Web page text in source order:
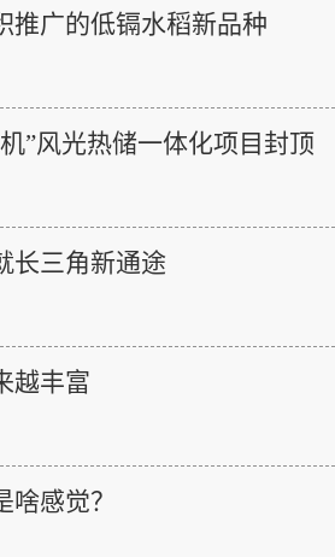
推广的低镉水稻新品种
”风光热储一体化项目封顶
长三角新通途
越丰富
感觉？